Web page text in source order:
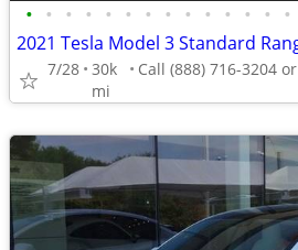
• • • • • • • • • • • • • •
7/28 30k
mi